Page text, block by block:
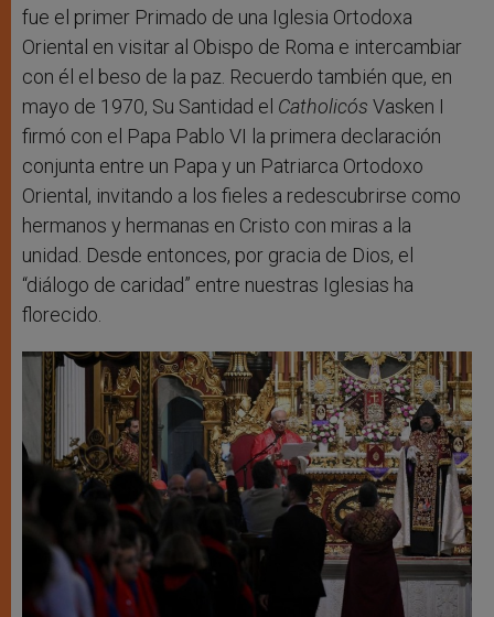
fue el primer Primado de una Iglesia Ortodoxa
Oriental en visitar al Obispo de Roma e intercambiar
con él el beso de la paz. Recuerdo también que, en
mayo de 1970, Su Santidad el Catholicós Vasken I
firmó con el Papa Pablo VI la primera declaración
conjunta entre un Papa y un Patriarca Ortodoxo
Oriental, invitando a los fieles a redescubrirse como
hermanos y hermanas en Cristo con miras a la
unidad. Desde entonces, por gracia de Dios, el
“diálogo de caridad” entre nuestras Iglesias ha
florecido.